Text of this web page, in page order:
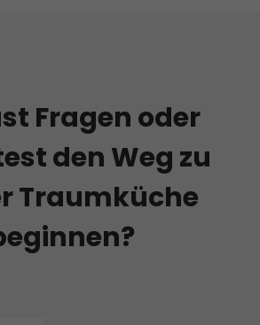
Fragen oder
den Weg zu
Traumküche